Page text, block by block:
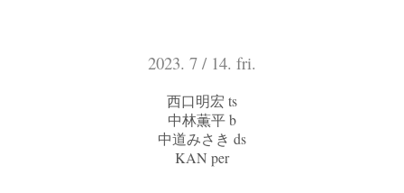
2023. 7 / 14. fri.
西口明宏 ts
中林薫平 b
中道みさき ds
KAN per